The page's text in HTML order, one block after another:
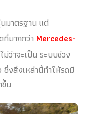
มาตรฐาน แต่
มากกว่า Mercedes-
ว่าจะเป็น ระบบช่วง
งสิ่งเหล่านี้ทำให้รถมี
น